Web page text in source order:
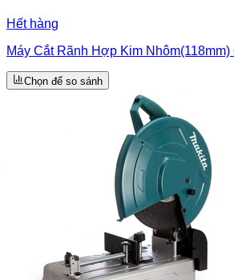
Hết hàng
Máy Cắt Rãnh Hợp Kim Nhôm(118mm)
Chọn để so sánh